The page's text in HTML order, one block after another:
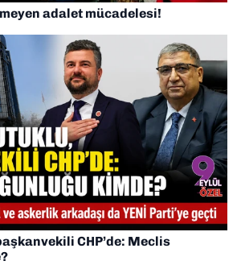
adalet mücadelesi!
CHP’de: Meclis